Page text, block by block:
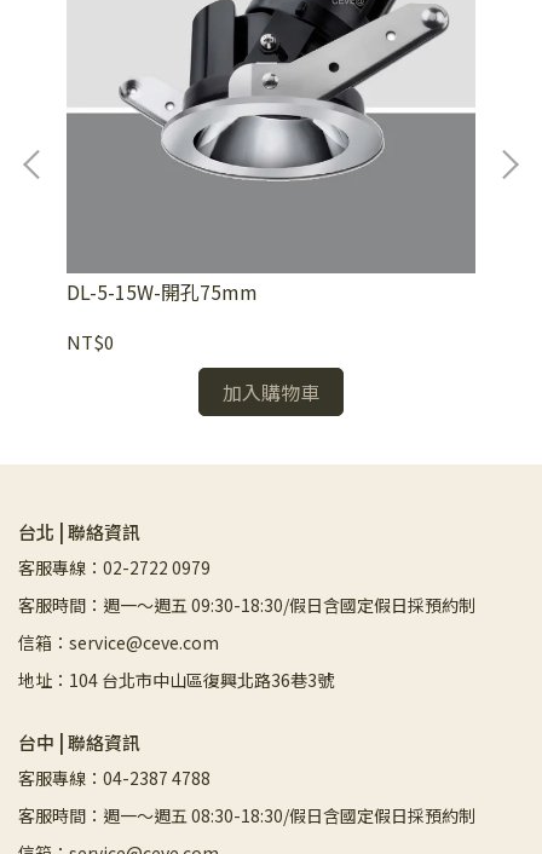
DL-5-15W-開孔75mm
NT$0
加入購物車
台北 | 聯絡資訊
客服專線：02-2722 0979
客服時間：週一～週五 09:30-18:30/假日含國定假日採預約制
信箱：service@ceve.com
地址：104 台北市中山區復興北路36巷3號
台中 | 聯絡資訊
客服專線：04-2387 4788
客服時間：週一～週五 08:30-18:30/假日含國定假日採預約制